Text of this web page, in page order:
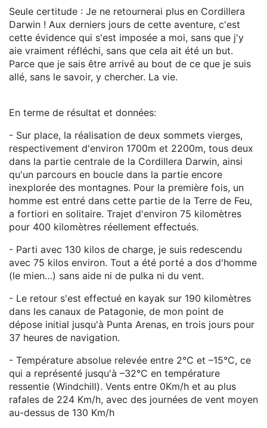
Seule certitude : Je ne retournerai plus en Cordillera
Darwin ! Aux derniers jours de cette aventure, c'est
cette évidence qui s'est imposée a moi, sans que j'y
aie vraiment réfléchi, sans que cela ait été un but.
Parce que je sais être arrivé au bout de ce que je suis
allé, sans le savoir, y chercher. La vie.
En terme de résultat et données:
- Sur place, la réalisation de deux sommets vierges,
respectivement d'environ 1700m et 2200m, tous deux
dans la partie centrale de la Cordillera Darwin, ainsi
qu'un parcours en boucle dans la partie encore
inexplorée des montagnes. Pour la première fois, un
homme est entré dans cette partie de la Terre de Feu,
a fortiori en solitaire. Trajet d'environ 75 kilomètres
pour 400 kilomètres réellement effectués.
- Parti avec 130 kilos de charge, je suis redescendu
avec 75 kilos environ. Tout a été porté a dos d'homme
(le mien…) sans aide ni de pulka ni du vent.
- Le retour s'est effectué en kayak sur 190 kilomètres
dans les canaux de Patagonie, de mon point de
dépose initial jusqu'à Punta Arenas, en trois jours pour
37 heures de navigation.
- Température absolue relevée entre 2°C et –15°C, ce
qui a représenté jusqu'à –32°C en température
ressentie (Windchill). Vents entre 0Km/h et au plus
rafales de 224 Km/h, avec des journées de vent moyen
au-dessus de 130 Km/h